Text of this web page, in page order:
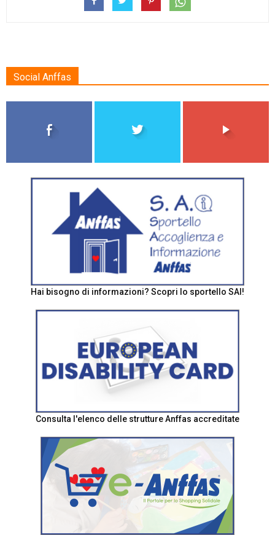
Social Anffas
Hai bisogno di informazioni? Scopri lo sportello SAI!
Consulta l'elenco delle strutture Anffas accreditate